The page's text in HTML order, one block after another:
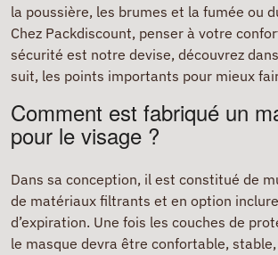
la poussière, les brumes et la fumée ou
Chez Packdiscount, penser à votre
sécurité est notre devise, découvrez
suit, les points importants pour mieux
Comment est fabriqué un
pour le visage ?
Dans sa conception, il est constitué de
de matériaux filtrants et en option
d’expiration. Une fois les couches de
le masque devra être confortable,